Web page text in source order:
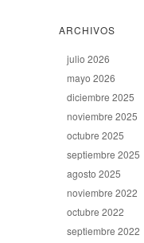
ARCHIVOS
julio 2026
mayo 2026
diciembre 2025
noviembre 2025
octubre 2025
septiembre 2025
agosto 2025
noviembre 2022
octubre 2022
septiembre 2022